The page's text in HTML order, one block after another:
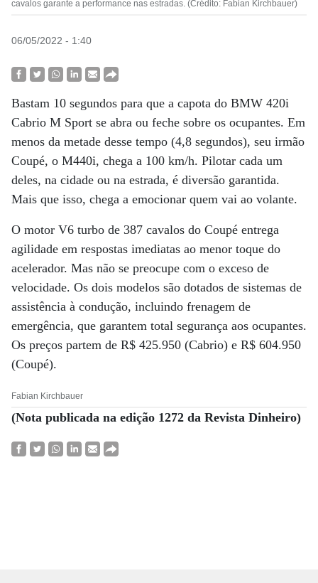
cavalos garante a performance nas estradas. (Crédito: Fabian Kirchbauer)
06/05/2022 - 1:40
Bastam 10 segundos para que a capota do BMW 420i
Cabrio M Sport se abra ou feche sobre os ocupantes. Em
menos da metade desse tempo (4,8 segundos), seu irmão
Coupé, o M440i, chega a 100 km/h. Pilotar cada um
deles, na cidade ou na estrada, é diversão garantida.
Mais que isso, chega a emocionar quem vai ao volante.
O motor V6 turbo de 387 cavalos do Coupé entrega
agilidade em respostas imediatas ao menor toque do
acelerador. Mas não se preocupe com o exceso de
velocidade. Os dois modelos são dotados de sistemas de
assistência à condução, incluindo frenagem de
emergência, que garantem total segurança aos ocupantes.
Os preços partem de R$ 425.950 (Cabrio) e R$ 604.950
(Coupé).
Fabian Kirchbauer
(Nota publicada na edição 1272 da Revista Dinheiro)